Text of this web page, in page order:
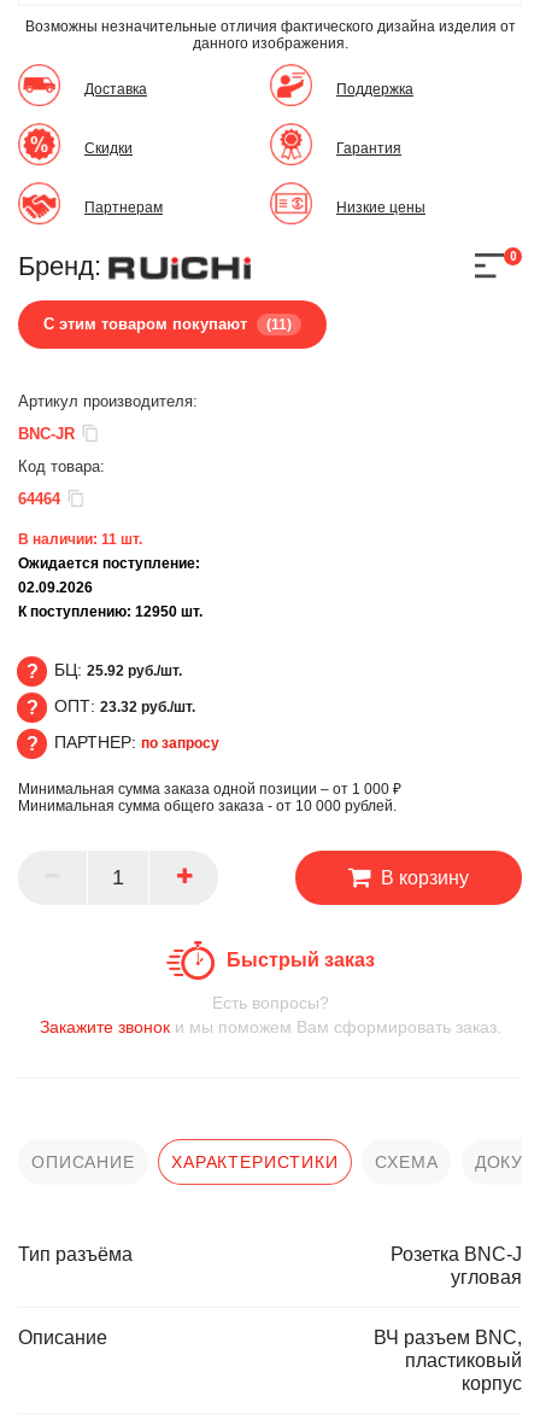
Возможны незначительные отличия фактического дизайна изделия от
данного изображения.
Доставка
Скидки
Партнерам
Поддержка
Гарантия
Низкие цены
Бренд:
С этим товаром покупают (11)
0
Артикул производителя:
BNC-JR
Код товара:
64464
В наличии: 11 шт.
Ожидается поступление:
02.09.2026
К поступлению: 12950 шт.
БЦ
БЦ: 25.92 руб./шт.
ОПТ
ОПТ: 23.32 руб./шт.
ПАРТНЕР
ПАРТНЕР: по запросу
Минимальная сумма заказа одной позиции – от 1 000 ₽
Минимальная сумма общего заказа - от 10 000 рублей.
В корзину
Быстрый заказ
Есть вопросы?
Закажите звоноки мы поможем Вам сформировать заказ.
ОПИСАНИЕ ХАРАКТЕРИСТИКИ СХЕМА
Тип разъёма
Розетка BNC-J
угловая
Описание
ВЧ разъем BNC,
пластиковый
корпус